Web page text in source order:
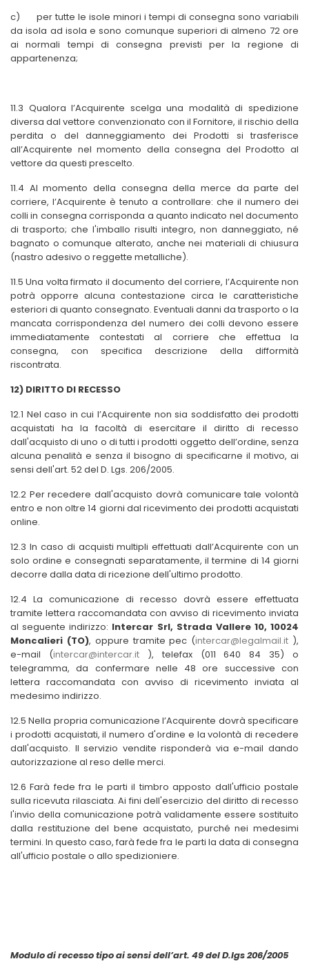
c)
per tutte le isole minori i tempi di consegna sono variabili
da isola ad isola e sono comunque superiori di almeno 72 ore
ai normali tempi di consegna previsti per la regione di
appartenenza;
11.3 Qualora l’Acquirente scelga una modalità di spedizione
diversa dal vettore convenzionato con il Fornitore, il rischio della
perdita o del danneggiamento dei Prodotti si trasferisce
all’Acquirente nel momento della consegna del Prodotto al
vettore da questi prescelto.
11.4 Al momento della consegna della merce da parte del
corriere, l’Acquirente è tenuto a controllare: che il numero dei
colli in consegna corrisponda a quanto indicato nel documento
di trasporto; che l'imballo risulti integro, non danneggiato, né
bagnato o comunque alterato, anche nei materiali di chiusura
(nastro adesivo o reggette metalliche).
11.5 Una volta firmato il documento del corriere, l’Acquirente non
potrà opporre alcuna contestazione circa le caratteristiche
esteriori di quanto consegnato. Eventuali danni da trasporto o la
mancata corrispondenza del numero dei colli devono essere
immediatamente contestati al corriere che effettua la
consegna, con specifica descrizione della difformità
riscontrata.
12) DIRITTO DI RECESSO
12.1 Nel caso in cui l’Acquirente non sia soddisfatto dei prodotti
acquistati ha la facoltà di esercitare il diritto di recesso
dall'acquisto di uno o di tutti i prodotti oggetto dell’ordine, senza
alcuna penalità e senza il bisogno di specificarne il motivo, ai
sensi dell'art. 52 del D. Lgs. 206/2005.
12.2 Per recedere dall'acquisto dovrà comunicare tale volontà
entro e non oltre 14 giorni dal ricevimento dei prodotti acquistati
online.
12.3 In caso di acquisti multipli effettuati dall’Acquirente con un
solo ordine e consegnati separatamente, il termine di 14 giorni
decorre dalla data di ricezione dell'ultimo prodotto.
12.4 La comunicazione di recesso dovrà essere effettuata
tramite lettera raccomandata con avviso di ricevimento inviata
al seguente indirizzo: Intercar Srl, Strada Vallere 10, 10024
Moncalieri (TO), oppure tramite pec (intercar@legalmail.it ),
e-mail (intercar@intercar.it), telefax (011 640 84 35) o
telegramma, da confermare nelle 48 ore successive con
lettera raccomandata con avviso di ricevimento inviata al
medesimo indirizzo.
12.5 Nella propria comunicazione l’Acquirente dovrà specificare
i prodotti acquistati, il numero d'ordine e la volontà di recedere
dall'acquisto. Il servizio vendite risponderà via e-mail dando
autorizzazione al reso delle merci.
12.6 Farà fede fra le parti il timbro apposto dall'ufficio postale
sulla ricevuta rilasciata. Ai fini dell'esercizio del diritto di recesso
l'invio della comunicazione potrà validamente essere sostituito
dalla restituzione del bene acquistato, purché nei medesimi
termini. In questo caso, farà fede fra le parti la data di consegna
all'ufficio postale o allo spedizioniere.
Modulo di recesso tipo ai sensi dell’art. 49 del D.lgs 206/2005